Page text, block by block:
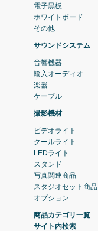
電子黒板
ホワイトボード
その他
サウンドシステム
音響機器
輸入オーディオ
楽器
ケーブル
撮影機材
ビデオライト
クールライト
LEDライト
スタンド
写真関連商品
スタジオセット商品
オプション
商品カテゴリ一覧
サイト内検索